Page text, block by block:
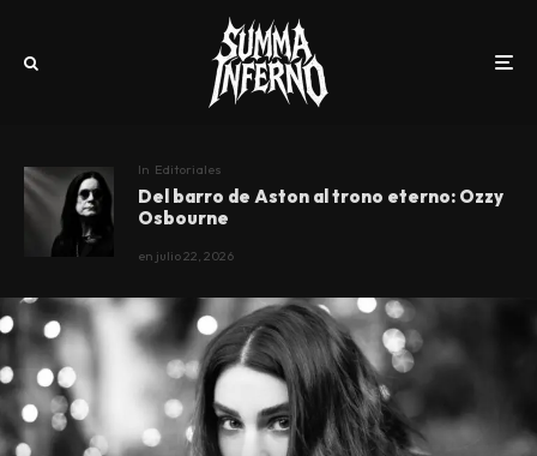
In Editoriales
Del barro de Aston al trono eterno: Ozzy
Osbourne
en julio 22, 2026